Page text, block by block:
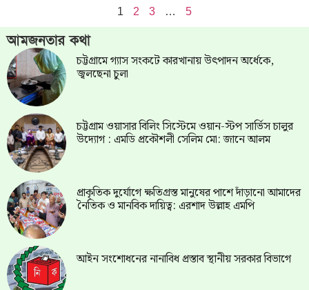
1 2 3 … 5
আমজনতার কথা
চট্টগ্রামে গ্যাস সংকটে কারখানায় উৎপাদন অর্ধেকে,
জ্বলছেনা চুলা
চট্টগ্রাম ওয়াসার বিলিং সিস্টেমে ওয়ান-স্টপ সার্ভিস চালুর
উদ্যোগ : এমডি প্রকৌশলী সেলিম মো: জানে আলম
প্রাকৃতিক দুর্যোগে ক্ষতিগ্রস্ত মানুষের পাশে দাঁড়ানো আমাদের
নৈতিক ও মানবিক দায়িত্ব: এরশাদ উল্লাহ এমপি
আইন সংশোধনের নানাবিধ প্রস্তাব স্থানীয় সরকার বিভাগে